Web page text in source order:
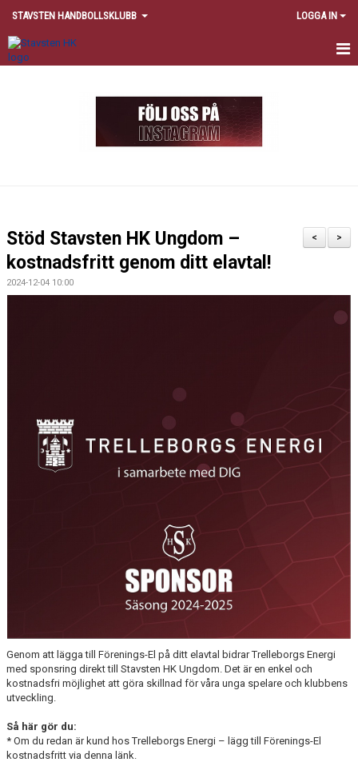
STAVSTEN HANDBOLLSKLUBB LOGGA IN
SPELA I STAVSTEN HK
POLICY
FÖRÄLDER
MATCHER
>
<
Stöd Stavsten HK Ungdom –
kostnadsfritt genom ditt elavtal!
2024-12-04 10:00
Genom att lägga till Förenings-El på ditt elavtal bidrar Trelleborgs Energi
med sponsring direkt till Stavsten HK Ungdom. Det är en enkel och
kostnadsfri möjlighet att göra skillnad för våra unga spelare och klubbens
utveckling.
Så här gör du:
* Om du redan är kund hos Trelleborgs Energi – lägg till Förenings-El
kostnadsfritt via denna länk.